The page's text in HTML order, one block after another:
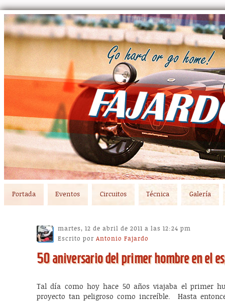
Skip to primary content
Skip to secondary content
Portada Eventos Circuitos Técnica Galería
50 aniversario del primer hombre en el
martes, 12 de abril de 2011 a las 12:24 pm
Escrito porAntonio Fajardo
Tal día como hoy hace 50 años viajaba el primer
proyecto tan peligroso como increíble. Hasta